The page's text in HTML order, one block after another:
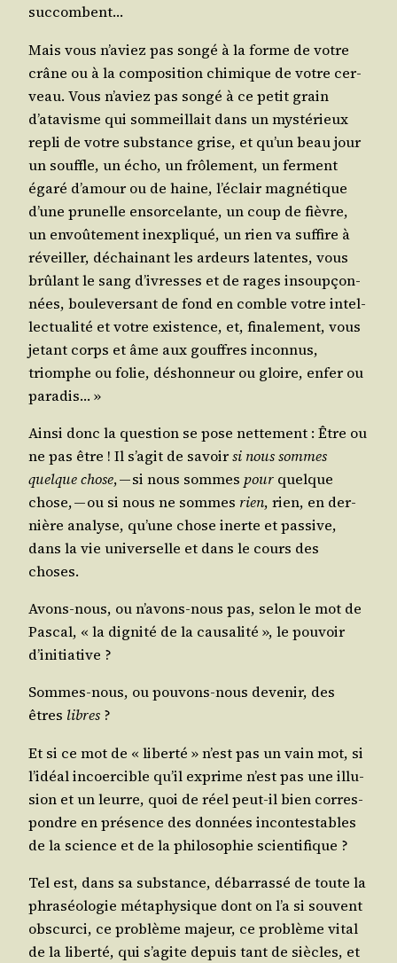
succombent…
Mais vous n’aviez pas son­gé à la forme de votre
crâne ou à la com­po­si­tion chi­mique de votre cer­
veau. Vous n’aviez pas son­gé à ce petit grain
d’atavisme qui som­meillait dans un mys­té­rieux
repli de votre sub­stance grise, et qu’un beau jour
un souffle, un écho, un frô­le­ment, un ferment
éga­ré d’amour ou de haine, l’éclair magné­tique
d’une pru­nelle ensor­ce­lante, un coup de fièvre,
un envoû­te­ment inex­pli­qué, un rien va suf­fire à
réveiller, déchai­nant les ardeurs latentes, vous
brû­lant le sang d’ivresses et de rages insoup­çon­
nées, bou­le­ver­sant de fond en comble votre intel­
lec­tua­li­té et votre exis­tence, et, fina­le­ment, vous
jetant corps et âme aux gouffres incon­nus,
triomphe ou folie, déshon­neur ou gloire, enfer ou
paradis… »
Ain­si donc la ques­tion se pose net­te­ment : Être ou
ne pas être ! Il s’agit de savoirsi nous sommes
quelque chose, — si nous sommes pour quelque
chose, — ou si nous ne sommes rien, rien, en der­
nière ana­lyse, qu’une chose inerte et pas­sive,
dans la vie uni­ver­selle et dans le cours des
choses.
Avons-nous, ou n’avons-nous pas, selon le mot de
Pas­cal, « la digni­té de la cau­sa­li­té », le pou­voir
d’initiative ?
Sommes-nous, ou pou­vons-nous deve­nir, des
êtres libres ?
Et si ce mot de « liber­té » n’est pas un vain mot, si
l’idéal incoer­cible qu’il exprime n’est pas une illu­
sion et un leurre, quoi de réel peut-il bien cor­res­
pondre en pré­sence des don­nées incon­tes­tables
de la science et de la phi­lo­so­phie scientifique ?
Tel est, dans sa sub­stance, débar­ras­sé de toute la
phra­séo­lo­gie méta­phy­sique dont on l’a si sou­vent
obs­cur­ci, ce pro­blème majeur, ce pro­blème vital
de la liber­té, qui s’agite depuis tant de siècles, et